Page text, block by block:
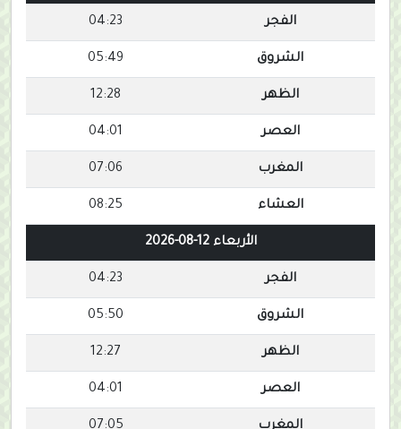
الفجر 04:23
الشروق 05:49
الظهر 12:28
العصر 04:01
المغرب 07:06
العشاء 08:25
الأربعاء 12-08-2026
الفجر 04:23
الشروق 05:50
الظهر 12:27
العصر 04:01